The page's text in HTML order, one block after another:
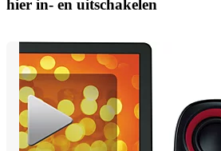
hier in- en uitschakelen